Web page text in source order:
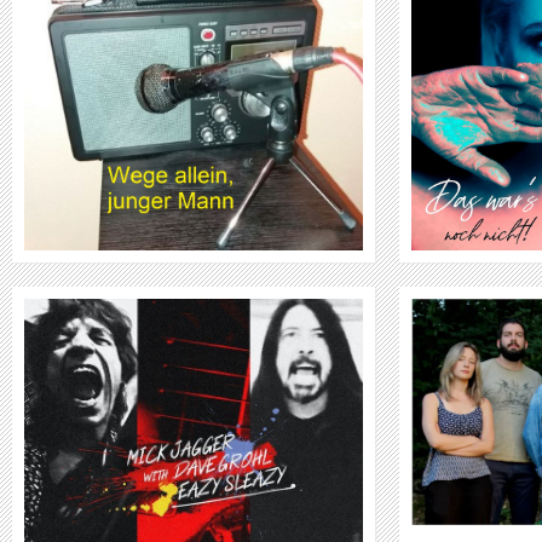
WEITER
MICK SCHEUERLE: